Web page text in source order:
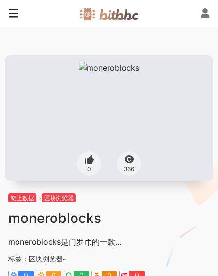
0 366
链上数据 区块浏览器
moneroblocks
moneroblocks是门罗币的一款...
标签： 区块浏览器